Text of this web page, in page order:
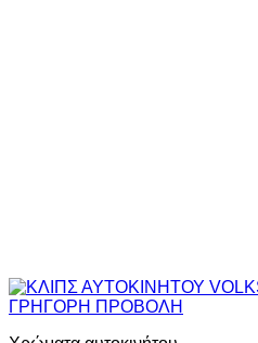
ΓΡΗΓΟΡΗ ΠΡΟΒΟΛΗ